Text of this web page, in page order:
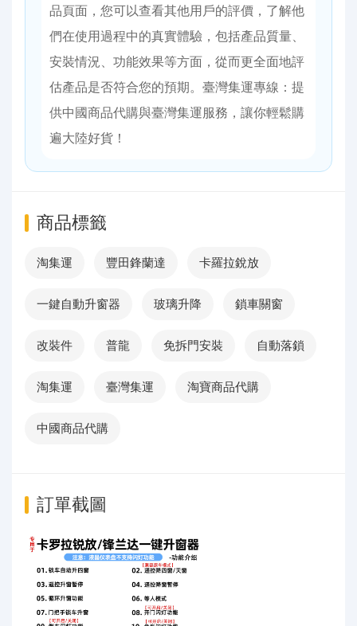
品頁面，您可以查看其他用戶的評價，了解他
們在使用過程中的真實體驗，包括產品質量、
安裝情況、功能效果等方面，從而更全面地評
估產品是否符合您的預期。​​臺灣集運專線：提
供中國商品代購與臺灣集運服務，讓你輕鬆購
遍大陸好貨！
商品標籤
淘集運 豐田鋒蘭達 卡羅拉銳放
一鍵自動升窗器 玻璃升降 鎖車關窗
改裝件 普龍 免拆門安裝 自動落鎖
淘集運 臺灣集運 淘寶商品代購
中國商品代購
訂單截圖